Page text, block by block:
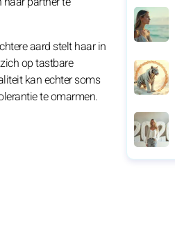
aard stelt haar in
op tastbare
kan echter soms
te omarmen.